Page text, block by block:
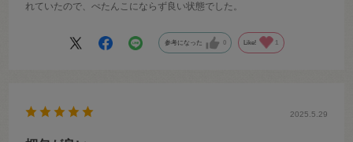
れていたので、ぺたんこにならず良い状態でした。
参考になった 0 Like!
2025.5.29